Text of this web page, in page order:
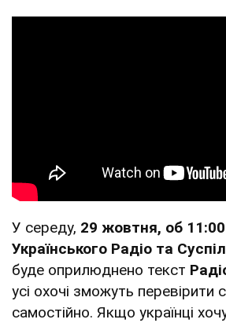
У середу, 29 жовтня, об 11:00
Українського Радіо та
буде оприлюднено текст
усі охочі зможуть перевірити
самостійно. Якщо українці